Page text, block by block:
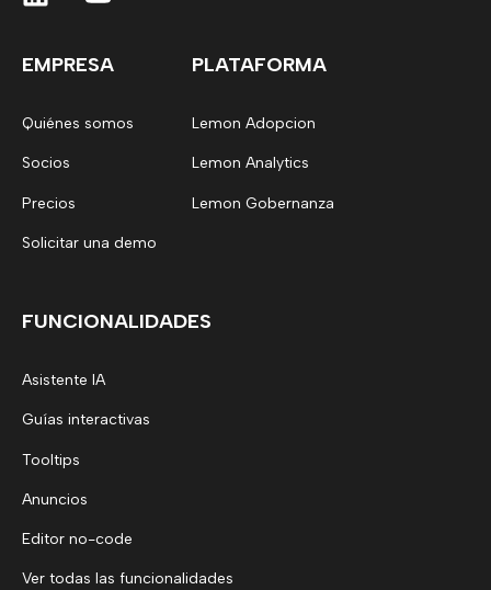
EMPRESA
Quiénes somos
Socios
Precios
Solicitar una demo
PLATAFORMA
Lemon Adopcion
Lemon Analytics
Lemon Gobernanza
FUNCIONALIDADES
Asistente IA
Guías interactivas
Tooltips
Anuncios
Editor no-code
Ver todas las funcionalidades